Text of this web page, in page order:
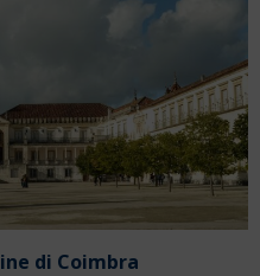
di Coimbra